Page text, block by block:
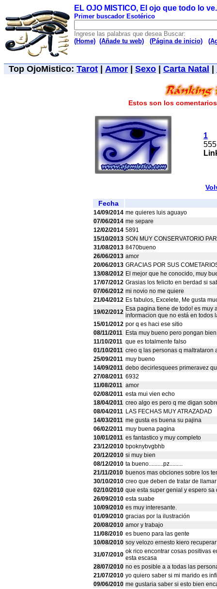
EL OJO MISTICO, El ojo que todo lo
Primer buscador Esotérico
Ingrese las palabras que desea Buscar:
(Home) (Añade tu web) (Página de inicio)
Top OjoMistico: Tarot Amor Sexo Carta Natal
Estos son los
1
555
Fecha
14/09/2014 me quieres luis aguayo
07/06/2014 me separe
12/02/2014 5891
15/10/2013 SON MUY CONSERVATORIO
31/08/2013 8470bueno
26/06/2013 amor
20/06/2013 GRACIAS POR SUS
13/08/2012 El mejor que he conocido, muy
17/07/2012 Grasias los felicito en berdad si
07/06/2012 mi novio no me quiere
21/04/2012 Es fabulos, Excelete, Me gusta
19/02/2012 Esa pagina tiene de todo! es
informacion que no está en todos
15/01/2012 por q es haci ese sitio
08/11/2011 Esta muy bueno pero pongan
11/10/2011 que es totalmente falso
01/10/2011 creo q las personas q maltrataron
25/09/2011 muy bueno
14/09/2011 debo decirlesquees primeravez
27/08/2011 6932
11/08/2011 amor
02/08/2011 esta mui vien echo
18/04/2011 creo algo es pero q me digan
08/04/2011 LAS FECHAS MUY ATRAZADAD
14/03/2011 me gusta es buena su pajina
06/02/2011 muy buena pagina
10/01/2011 es fantastico y muy completo
23/12/2010 bpoknybvgbhb
20/12/2010 si muy bien
08/12/2010 ta bueno..........pz.........
21/11/2010 buenos mas obciones sobre los
30/10/2010 creo que deben de tratar de
02/10/2010 que esta super genial y espero
26/09/2010 esta suabe
10/09/2010 es muy interesante.
01/09/2010 gracias por la ilustración
20/08/2010 amor y trabajo
11/08/2010 es bueno para las gente
10/08/2010 soy velozo ernesto kiero
31/07/2010 ok rico encontrar cosas positivas
esta escasa
28/07/2010 no es posible a a todas las
21/07/2010 yo quiero saber si mi marido es
09/06/2010 me gustaria saber si esto bien